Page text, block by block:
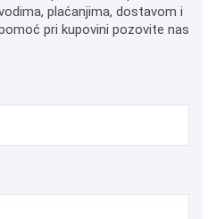
plaćanjima, dostavom i
pri kupovini pozovite nas